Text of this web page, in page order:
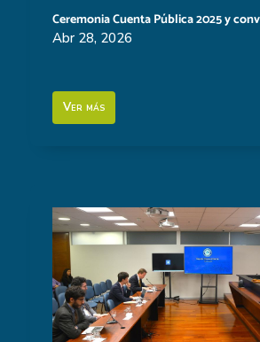
Ceremonia Cuenta Pública 2025 y
Abr 28, 2026
Ver más